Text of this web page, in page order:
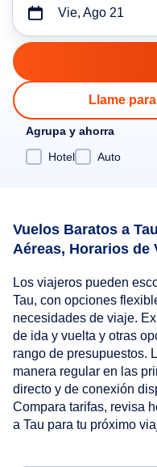
Vie, Ago 21
Llame
Agrupa y ahorra
Hotel
Auto
Vuelos Baratos a
Aéreas, Horarios de
Los viajeros pueden
Tau, con opciones
necesidades de viaje.
de ida y vuelta y otras
rango de presupuestos.
manera regular en las
directo y de conexión
Compara tarifas, revisa
a Tau para tu próximo